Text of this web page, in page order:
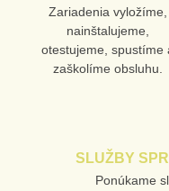
VAŠA OTÁZKA K PRODUKTU
Zariadenia vyložíme,
nainštalujeme,
otestujeme, spustíme
zaškolíme obsluhu.
SLUŽBY
Ponúkame